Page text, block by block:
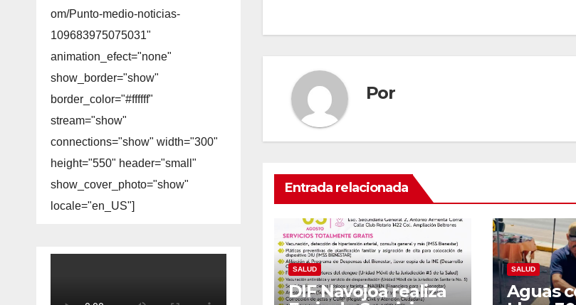
om/Punto-medio-noticias-
109683975075031"
animation_efect="none"
show_border="show"
border_color="#ffffff"
stream="show"
connections="show" width="300"
height="550" header="small"
show_cover_photo="show"
locale="en_US"]
entradas
Por
Entrada relacionada
SALUD
DIF Navojoa realiza
SALUD
Aguas